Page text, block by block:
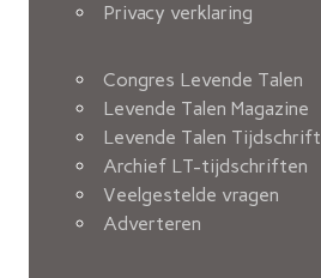
Privacy verklaring
Congres Levende Talen
Levende Talen Magazine
Levende Talen Tijdschrift
Archief LT-tijdschriften
Veelgestelde vragen
Adverteren